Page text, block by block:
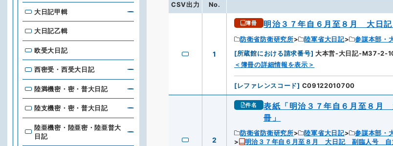
CSV出力 No.
1
簿冊 明治３７年自６月至８月 大日
防衛省防衛研究所 陸軍省大日記 参謀本部・
[所蔵館における請求番号] 大本営-大日記-M37-2-
＜簿冊の詳細情報を表示＞
[レファレンスコード] C09122010700
2
件名
表紙「明治３７年自６月至８
冊」
防衛省防衛研究所 陸軍省大日記 参謀本部・
明治３７年自６月至８月 大日記 副臨人号 自
大日記甲輯
大日記乙輯
欧受大日記
西密受・西受大日記
陸満機密・密・普大日記
陸支機密・密・普大日記
陸亜機密・陸亜密・陸亜普大
日記